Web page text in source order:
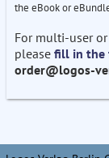
the eBook or
For multi-user
please fill in the
order@logos-